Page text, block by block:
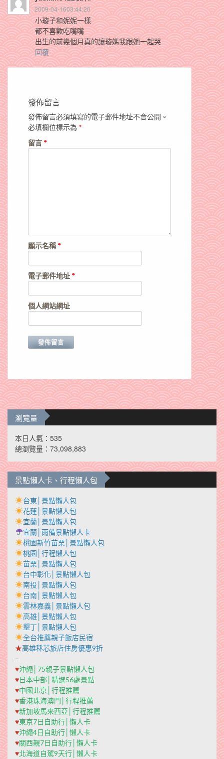
2009-04-1603:44:20
小璇子和妮妮一樣
都不喜歡吃嘴嘴
出生的前幾個月真的讓璇媽我跟她一起哭
回覆
發佈留言
發佈留言必須填寫的電子郵件地址不會公開。
必填欄位標示為 *
留言 *
顯示名稱*
電子郵件地址 *
個人網站網址
瀏覽量
本日人氣：535
總瀏覽量：73,098,883
景點懶人卡、行程懶人包
台東│景點懶人包
花蓮│景點懶人包
宜蘭│景點懶人包
宜蘭│雨備景點懶人卡
桃園新竹苗栗│景點懶人包
桃園│行程懶人包
苗栗│景點懶人包
台中彰化│景點懶人包
南投│景點懶人包
台南│景點懶人包
雲林嘉義│景點懶人包
高雄│景點懶人包
墾丁│景點懶人包
全台推薦親子飯店民宿
★高雄秝芯旅店住房優惠9折
–
♥沖繩│75親子景點懶人包
♥日本中部│精選56處景點
♥中國北京│行程推薦
♥香港珠海澳門│行程推薦
♥新加坡馬來西亞│行程推薦
♥東京7日自助行│懶人卡
♥沖繩4日自助行│懶人卡
♥關西親7日自助行│懶人卡
♥北海道自駕9天行│懶人卡